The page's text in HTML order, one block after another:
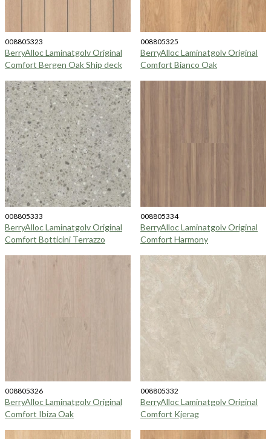
008805323
BerryAlloc Laminatgolv Original
Comfort Bergen Oak Ship deck
008805325
BerryAlloc Laminatgolv Original
Comfort Bianco Oak
008805333
BerryAlloc Laminatgolv Original
Comfort Botticini Terrazzo
008805334
BerryAlloc Laminatgolv Original
Comfort Harmony
008805326
BerryAlloc Laminatgolv Original
Comfort Ibiza Oak
008805332
BerryAlloc Laminatgolv Original
Comfort Kjerag